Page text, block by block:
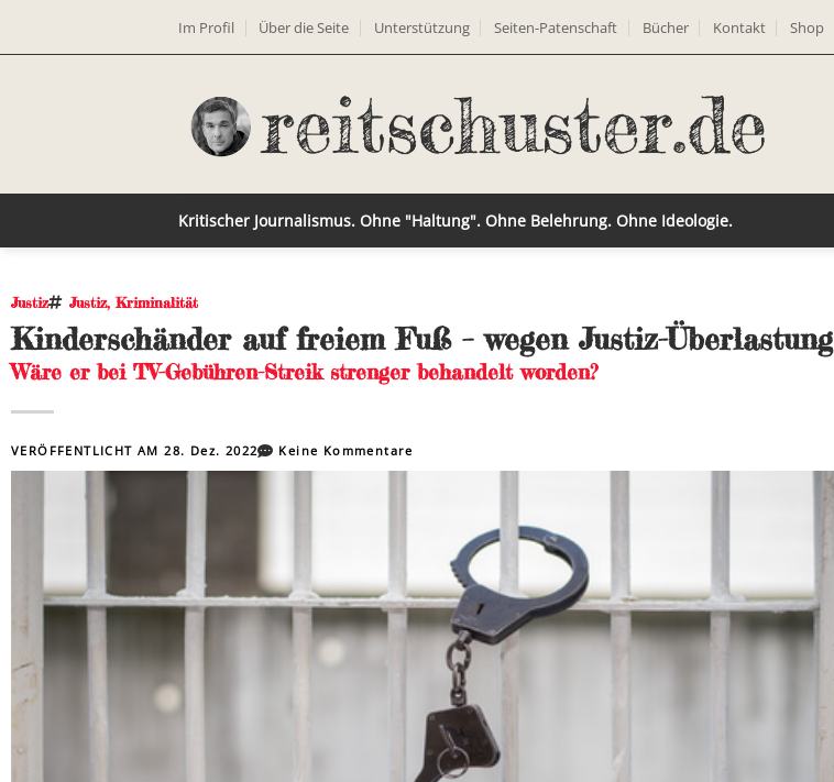
Im Profil Über die Seite Unterstützung Seiten-Patenschaft Bücher Kontakt Shop
Kritischer Journalismus. Ohne "Haltung". Ohne Belehrung. Ohne Ideologie.
Justiz Justiz, Kriminalität
Kinderschänder auf freiem Fuß – wegen Justiz-Überlastung
Wäre er bei TV-Gebühren-Streik strenger behandelt worden?
VERÖFFENTLICHT AM28. Dez. 2022 Keine Kommentare